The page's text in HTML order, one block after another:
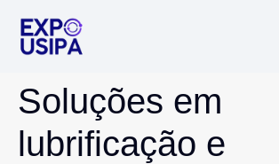
Soluções em
lubrificação e